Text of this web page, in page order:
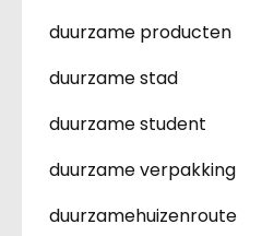
duurzame producten
duurzame stad
duurzame student
duurzame verpakking
duurzamehuizenroute